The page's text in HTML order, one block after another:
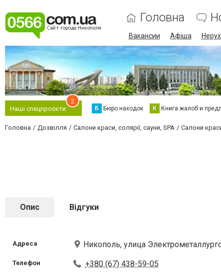
Головна
Вакансии Афіша
Наші спецпроєкти
2
Б Бюро находок К Книга жалоб и
Головна Дозвілля Салони краси, солярії, сауни, SPA Салони
Опис Відгуки
Адреса Никополь, улица
Телефон +380 (67) 438-59-05